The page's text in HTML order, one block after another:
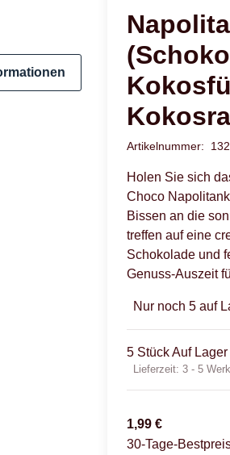
Artikelnummer:
Holen Sie sich
Choco
Bissen an die
treffen auf eine
Schokolade und
Genuss-Auszeit
Nur noch 5 auf
5 Stück Auf Lager
Lieferzeit:3 - 5
1,99 €
30-Tage-